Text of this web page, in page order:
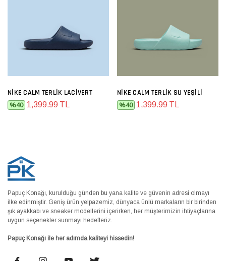
NIKE CALM TERLIK LACIVERT
%40 1,399.99 TL
NIKE CALM TERLIK SU YEŞILI
%40 1,399.99 TL
Papuç Konağı, kurulduğu günden bu yana kalite ve güvenin adresi olmayı
ilke edinmiştir. Geniş ürün yelpazemiz, dünyaca ünlü markaların bir birinden
şık ayakkabı ve sneaker modellerini içerirken, her müşterimizin ihtiyaçlarına
uygun seçenekler sunmayı hedefleriz.
Papuç Konağı ile her adımda kaliteyi hissedin!